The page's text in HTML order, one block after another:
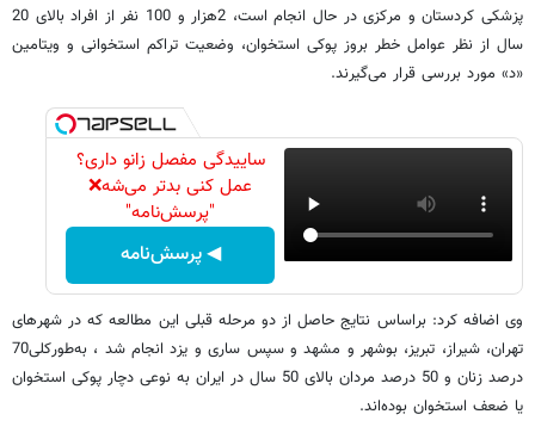
پزشکی کردستان و مرکزی در حال انجام است، 2هزار و 100 نفر از افراد بالای 20
سال از نظر عوامل خطر بروز پوکی استخوان، وضعیت تراکم استخوانی و ویتامین
«د» مورد بررسی قرار می‌گیرند.
ساییدگی مفصل زانو داری؟
عمل کنی بدتر می‌شه❌
"پرسش‌نامه"
◀ پرسش‌نامه
وی اضافه کرد: براساس نتایج حاصل از دو مرحله قبلی این مطالعه که در شهرهای
تهران، شیراز، تبریز، بوشهر و مشهد و سپس ساری و یزد انجام شد ، به‌طورکلی70
درصد زنان و 50 درصد مردان بالای 50 سال در ایران به نوعی دچار پوکی استخوان
یا ضعف استخوان بوده‌اند.